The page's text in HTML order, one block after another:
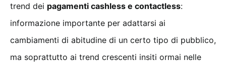
trend dei pagamenti cashless e contactless:
informazione importante per adattarsi ai
cambiamenti di abitudine di un certo tipo di pubblico,
ma soprattutto ai trend crescenti insiti ormai nelle